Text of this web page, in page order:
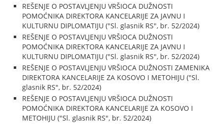
REŠENJE O POSTAVLJENJU VRŠIOCA DUŽNOSTI
POMOĆNIKA DIREKTORA KANCELARIJE ZA JAVNU I
KULTURNU DIPLOMATIJU ("Sl. glasnik RS", br. 52/2024)
REŠENJE O POSTAVLJENJU VRŠIOCA DUŽNOSTI
POMOĆNIKA DIREKTORA KANCELARIJE ZA JAVNU I
KULTURNU DIPLOMATIJU ("Sl. glasnik RS", br. 52/2024)
REŠENJE O POSTAVLJENJU VRŠIOCA DUŽNOSTI ZAMENIKA
DIREKTORA KANCELARIJE ZA KOSOVO I METOHIJU ("Sl.
glasnik RS", br. 52/2024)
REŠENJE O POSTAVLJENJU VRŠIOCA DUŽNOSTI
POMOĆNIKA DIREKTORA KANCELARIJE ZA KOSOVO I
METOHIJU ("Sl. glasnik RS", br. 52/2024)